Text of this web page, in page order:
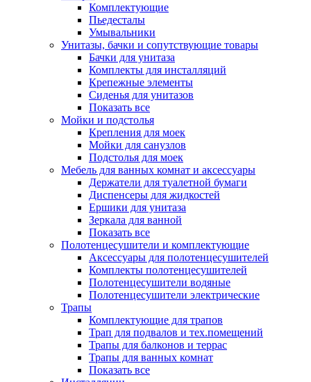
Комплектующие
Пьедесталы
Умывальники
Унитазы, бачки и сопутствующие товары
Бачки для унитаза
Комплекты для инсталляций
Крепежные элементы
Сиденья для унитазов
Показать все
Мойки и подстолья
Крепления для моек
Мойки для санузлов
Подстолья для моек
Мебель для ванных комнат и аксессуары
Держатели для туалетной бумаги
Диспенсеры для жидкостей
Ершики для унитаза
Зеркала для ванной
Показать все
Полотенцесушители и комплектующие
Аксессуары для полотенцесушителей
Комплекты полотенцесушителей
Полотенцесушители водяные
Полотенцесушители электрические
Трапы
Комплектующие для трапов
Трап для подвалов и тех.помещений
Трапы для балконов и террас
Трапы для ванных комнат
Показать все